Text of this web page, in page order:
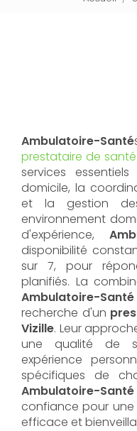
Ambulatoire-Santé
prestataire de
services
domicile, la
et la gestion
environnement
d'expérience,
disponibilité
sur 7, pour
planifiés. La
Ambulatoire-Santé
recherche d'un
Vizille. Leur
une qualité de
expérience
spécifiques de
Ambulatoire-Santé
confiance pour
efficace et